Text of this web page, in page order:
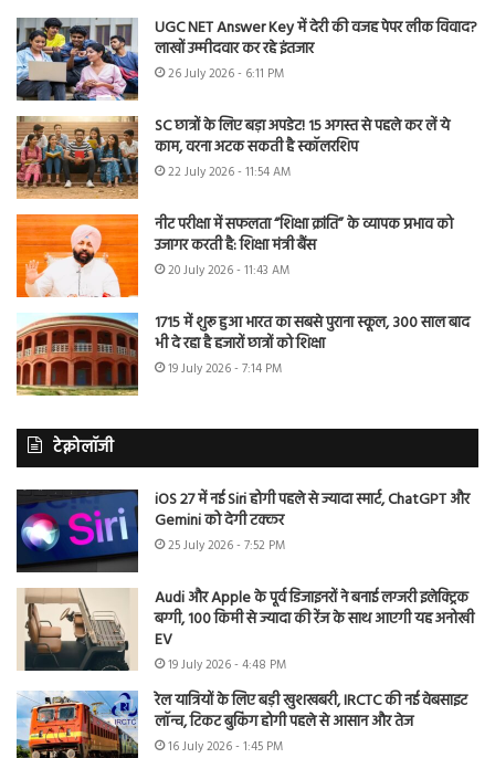
UGC NET Answer Key में देरी की वजह पेपर लीक विवाद?
लाखों उम्मीदवार कर रहे इंतजार
26 July 2026 - 6:11 PM
SC छात्रों के लिए बड़ा अपडेट! 15 अगस्त से पहले कर लें ये
काम, वरना अटक सकती है स्कॉलरशिप
22 July 2026 - 11:54 AM
नीट परीक्षा में सफलता “शिक्षा क्रांति” के व्यापक प्रभाव को
उजागर करती है: शिक्षा मंत्री बैंस
20 July 2026 - 11:43 AM
1715 में शुरू हुआ भारत का सबसे पुराना स्कूल, 300 साल बाद
भी दे रहा है हजारों छात्रों को शिक्षा
19 July 2026 - 7:14 PM
टेक्नोलॉजी
iOS 27 में नई Siri होगी पहले से ज्यादा स्मार्ट, ChatGPT और
Gemini को देगी टक्कर
25 July 2026 - 7:52 PM
Audi और Apple के पूर्व डिजाइनरों ने बनाई लग्जरी इलेक्ट्रिक
बग्गी, 100 किमी से ज्यादा की रेंज के साथ आएगी यह अनोखी
EV
19 July 2026 - 4:48 PM
रेल यात्रियों के लिए बड़ी खुशखबरी, IRCTC की नई वेबसाइट
लॉन्च, टिकट बुकिंग होगी पहले से आसान और तेज
16 July 2026 - 1:45 PM